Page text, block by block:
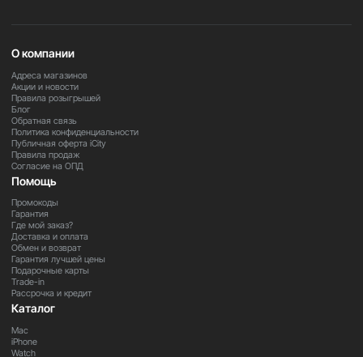
Несколько режимов работы для различных
Тихая работа для комфортного использования
днём и ночью
Простая и гигиеничная замена фильтров
Современный дизайн для любого интерьера
Подходит для дома, квартиры и офисных
помещений
Важно
В зависимости от региона поставки некоторые функции
и комплектация устройства могут отличаться. Для
уточнения информации обратитесь к нашим
менеджерам.
Закажите прямо сейчас
Оформите заказ на Dyson PH05 уже сегодня и создайте
для всей семьи.
О компании
Адреса магазинов
Акции и новости
Правила розыгрышей
Блог
Обратная связь
Политика конфиденциальности
Публичная оферта iCity
Правила продаж
Согласие на ОПД
Помощь
Промокоды
Гарантия
Где мой заказ?
Доставка и оплата
Обмен и возврат
Гарантия лучшей цены
Подарочные карты
Trade-in
Рассрочка и кредит
Каталог
Mac
iPhone
Watch